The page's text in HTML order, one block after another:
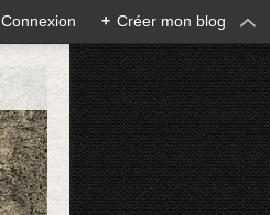
Connexion + Créer mon blog